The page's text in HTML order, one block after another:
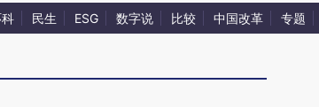
民生 ESG 数字说 比较 中国改革 专题